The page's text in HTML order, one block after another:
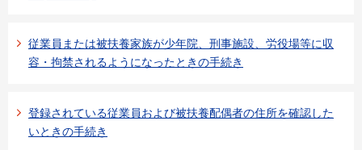
従業員または被扶養家族が少年院、刑事施設、労役場等に収
容・拘禁されるようになったときの手続き
登録されている従業員および被扶養配偶者の住所を確認した
いときの手続き